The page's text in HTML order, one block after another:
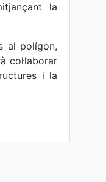
la
al polígon,
col·laborar
i la